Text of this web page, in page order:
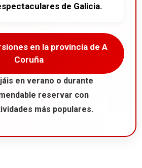
de Galicia.
en la provincia de A
Coruña
en verano o durante
reservar con
más populares.